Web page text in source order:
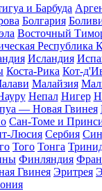
и Барбуда
Болгария
Восточный
Республика
Исландия
Коста-Рика Кот-
Малайзия
Непал Нигер
— Новая Гвинея
Сан-Томе и
Люсия Сербия
Того Тонга
Финляндия
Гвинея Эритрея